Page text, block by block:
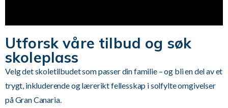
Utforsk våre tilbud og søk
skoleplass
Velg det skoletilbudet som passer din familie – og bli en del av et
trygt, inkluderende og lærerikt fellesskap i solfylte omgivelser
på Gran Canaria.